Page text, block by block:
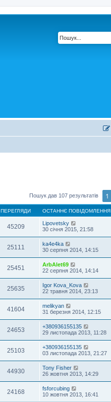
Пошук дав 107 результатів 1
ПЕРЕГЛЯДИ ОСТАННЄ ПОВІДОМЛЕННЯ
45209
Lipovetsky
30 січня 2015, 21:58
25111
ka4e4ka
30 серпня 2014, 14:15
25451
ArbAlet69
22 серпня 2014, 14:14
25635
Igor Kova_Kova
22 травня 2014, 23:13
41604
melikyan
31 березня 2014, 12:15
24653
+380936155135
29 листопада 2013, 11:28
25103
+380936155135
03 листопада 2013, 21:27
44930
Tony Fisher
26 жовтня 2013, 14:29
24168
fsforcubing
10 жовтня 2013, 16:41